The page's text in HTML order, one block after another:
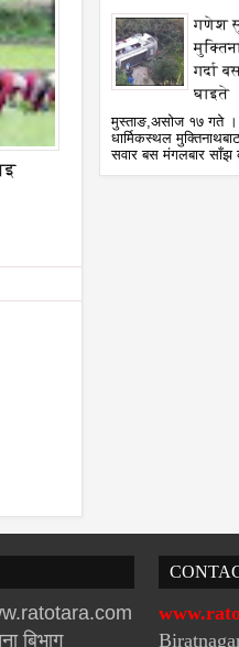
2022
नेपालमा पनि आज धान
गणेश
गर्दा
घाइते
मुस्ताङ,असोज १७ गते ।
धार्मिकस्थल
सवार बस मंगलबार साँझ
बिभाग